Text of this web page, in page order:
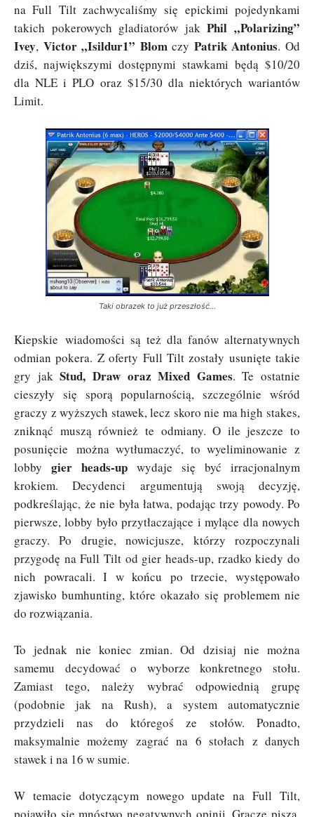
na Full Tilt zachwycaliśmy się epickimi pojedynkami
takich pokerowych gladiatorów jakPhil „Polarizing”
Ivey, Victor „Isildur1” Blomczy Patrik Antonius. Od
dziś, największymi dostępnymi stawkami będą $10/20
dla NLE i PLO oraz $15/30 dla niektórych wariantów
Limit.
Taki obrazek to już przeszłość…
Kiepskie wiadomości są też dla fanów alternatywnych
odmian pokera. Z oferty Full Tilt zostały usunięte takie
gry jakStud, Draw oraz Mixed Games. Te ostatnie
cieszyły się sporą popularnością, szczególnie wśród
graczy z wyższych stawek, lecz skoro nie ma high stakes,
zniknąć muszą również te odmiany. O ile jeszcze to
posunięcie można wytłumaczyć, to wyeliminowanie z
lobby gier heads-up wydaje się być irracjonalnym
krokiem. Decydenci argumentują swoją decyzję,
podkreślając, że nie była łatwa, podając trzy powody. Po
pierwsze, lobby było przytłaczające i mylące dla nowych
graczy. Po drugie, nowicjusze, którzy rozpoczynali
przygodę na Full Tilt od gier heads-up, rzadko kiedy do
nich powracali. I w końcu po trzecie, występowało
zjawisko bumhunting, które okazało się problemem nie
do rozwiązania.
To jednak nie koniec zmian. Od dzisiaj nie można
samemu decydować o wyborze konkretnego stołu.
Zamiast tego, należy wybrać odpowiednią grupę
(podobnie jak na Rush), a system automatycznie
przydzieli nas do któregoś ze stołów. Ponadto,
maksymalnie możemy zagrać na 6 stołach z danych
stawek i na 16 w sumie.
W temacie dotyczącym nowego update na Full Tilt,